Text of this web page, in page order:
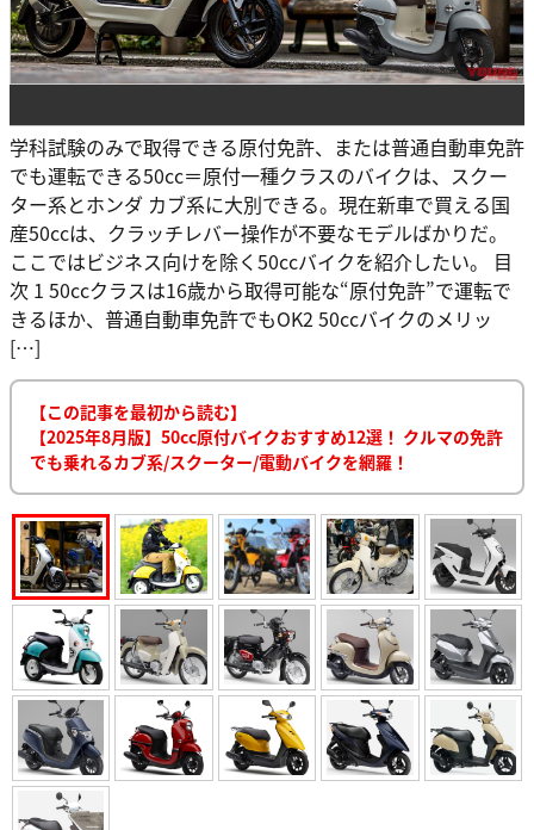
学科試験のみで取得できる原付免許、または普通自動車免許
でも運転できる50cc＝原付一種クラスのバイクは、スクー
ター系とホンダ カブ系に大別できる。現在新車で買える国
産50ccは、クラッチレバー操作が不要なモデルばかりだ。
ここではビジネス向けを除く50ccバイクを紹介したい。 目
次 1 50ccクラスは16歳から取得可能な“原付免許”で運転で
きるほか、普通自動車免許でもOK2 50ccバイクのメリッ
[…]
【この記事を最初から読む】
【2025年8月版】50cc原付バイクおすすめ12選！ クルマの免許
でも乗れるカブ系/スクーター/電動バイクを網羅！